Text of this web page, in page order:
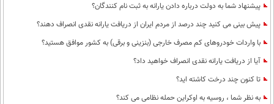
پیشنهاد شما به دولت درباره دادن یارانه به ثبت نام کنندگان؟
پیش بینی می کنید چند درصد از مردم ایران از دریافت یارانه نقدی انصراف دهند؟
با واردات خودروهای کم مصرف خارجی (بنزینی و برقی) به کشور موافق هستید؟
آیا از دریافت یارانه نقدی انصراف خواهید داد؟
تا کنون چند درخت کاشته اید؟
به نظر شما ، روسیه به اوکراین حمله نظامی می کند؟